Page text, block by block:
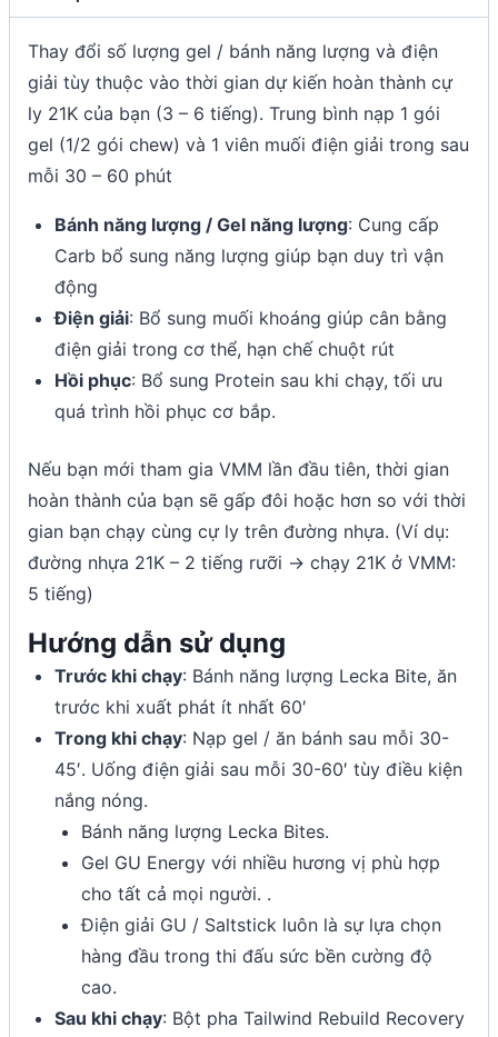
Thay đổi số lượng gel / bánh năng lượng và điện
giải tùy thuộc vào thời gian dự kiến hoàn thành cự
ly 21K của bạn (3 – 6 tiếng). Trung bình nạp 1 gói
gel (1/2 gói chew) và 1 viên muối điện giải trong sau
mỗi 30 – 60 phút
Bánh năng lượng / Gel năng lượng: Cung cấp
Carb bổ sung năng lượng giúp bạn duy trì vận
động
Điện giải: Bổ sung muối khoáng giúp cân bằng
điện giải trong cơ thể, hạn chế chuột rút
Hồi phục: Bổ sung Protein sau khi chạy, tối ưu
quá trình hồi phục cơ bắp.
Nếu bạn mới tham gia VMM lần đầu tiên, thời gian
hoàn thành của bạn sẽ gấp đôi hoặc hơn so với thời
gian bạn chạy cùng cự ly trên đường nhựa. (Ví dụ:
đường nhựa 21K – 2 tiếng rưỡi -> chạy 21K ở VMM:
5 tiếng)
Hướng dẫn sử dụng
Trước khi chạy: Bánh năng lượng Lecka Bite, ăn
trước khi xuất phát ít nhất 60′
Trong khi chạy: Nạp gel / ăn bánh sau mỗi 30-
45′. Uống điện giải sau mỗi 30-60′ tùy điều kiện
nắng nóng.
Bánh năng lượng Lecka Bites.
Gel GU Energy với nhiều hương vị phù hợp
cho tất cả mọi người. .
Điện giải GU / Saltstick luôn là sự lựa chọn
hàng đầu trong thi đấu sức bền cường độ
cao.
Sau khi chạy: Bột pha Tailwind Rebuild Recovery